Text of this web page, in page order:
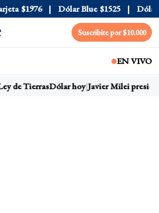
$1976 Dólar Blue $1525 Dólar
Suscribite por $10.000
EN VIVO
de TierrasDólar hoy Javier Milei